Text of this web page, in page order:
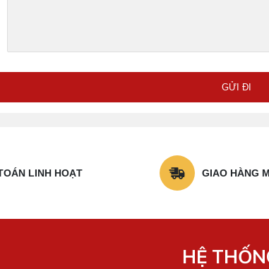
GỬI ĐI
LINH HOẠT GIAO HÀNG
HỆ